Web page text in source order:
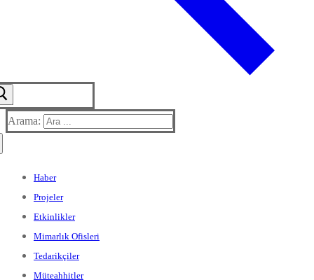
Arama:
Haber
Projeler
Etkinlikler
Mimarlık Ofisleri
Tedarikçiler
Müteahhitler